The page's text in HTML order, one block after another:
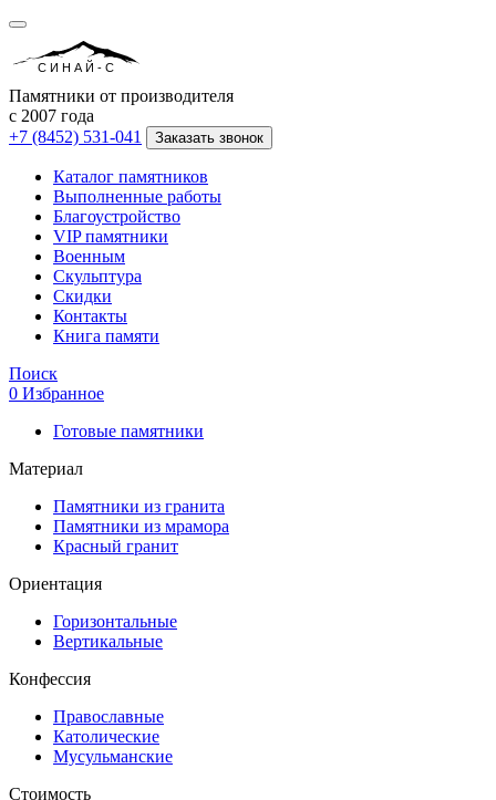
СИНАЙ-С
Памятники от производителя
с 2007 года
+7 (8452) 531-041
Заказать звонок
Каталог памятников
Выполненные работы
Благоустройство
VIP памятники
Военным
Скульптура
Скидки
Контакты
Книга памяти
Поиск
0 Избранное
Готовые памятники
Материал
Памятники из гранита
Памятники из мрамора
Красный гранит
Ориентация
Горизонтальные
Вертикальные
Конфессия
Православные
Католические
Мусульманские
Стоимость